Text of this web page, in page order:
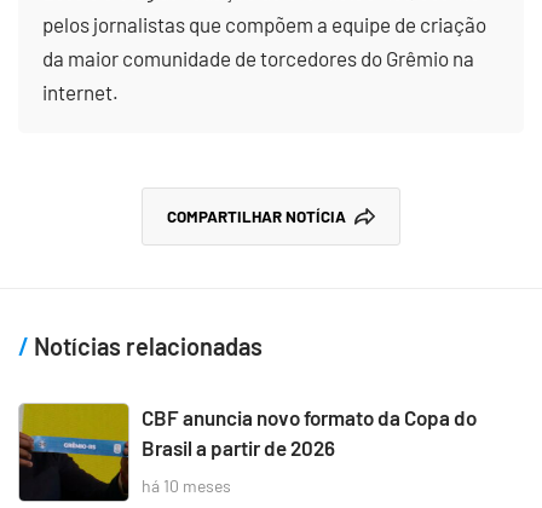
pelos jornalistas que compõem a equipe de criação
da maior comunidade de torcedores do Grêmio na
internet.
COMPARTILHAR NOTÍCIA
Notícias relacionadas
CBF anuncia novo formato da Copa do
Brasil a partir de 2026
há 10 meses